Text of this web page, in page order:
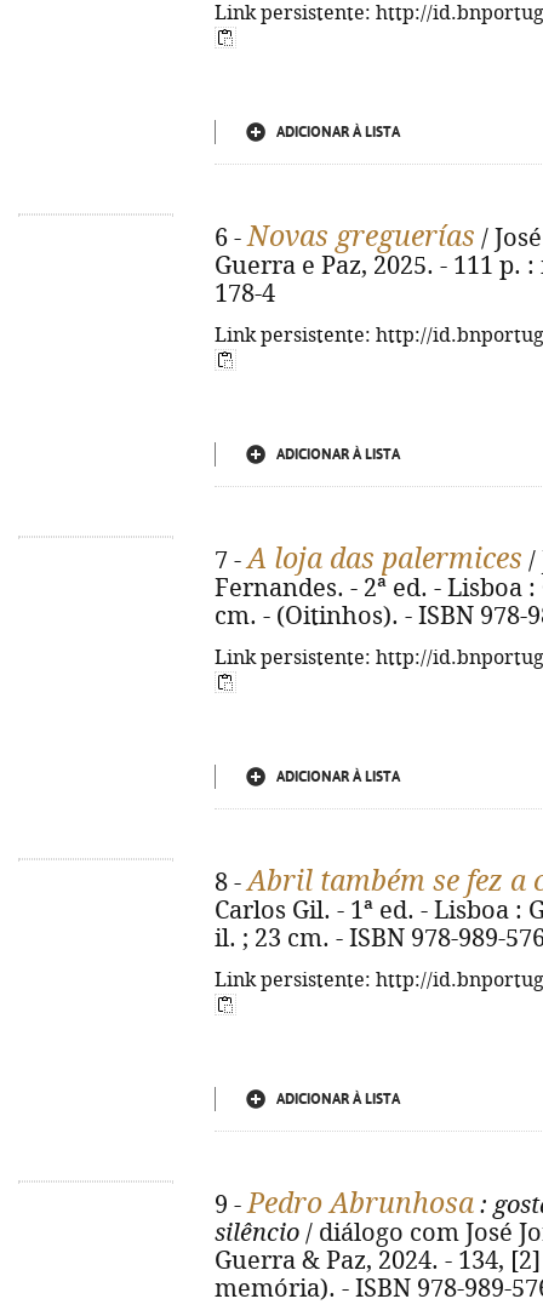
Link persistente: http://
ADICIONAR À LISTA
6 -Novas greguerías /
Guerra e Paz, 2025. - 111 p.
178-4
Link persistente: http://
ADICIONAR À LISTA
7 -A loja das palermices /
Fernandes. - 2ª ed. - Lisboa
cm. - (Oitinhos). - ISBN 978-
Link persistente: http://
ADICIONAR À LISTA
8 -Abril também se fez a
Carlos Gil. - 1ª ed. - Lisboa :
il. ; 23 cm. - ISBN 978-989-
Link persistente: http://
ADICIONAR À LISTA
9 -Pedro Abrunhosa :
silêncio / diálogo com José
Guerra & Paz, 2024. - 134,
memória). - ISBN 978-989-